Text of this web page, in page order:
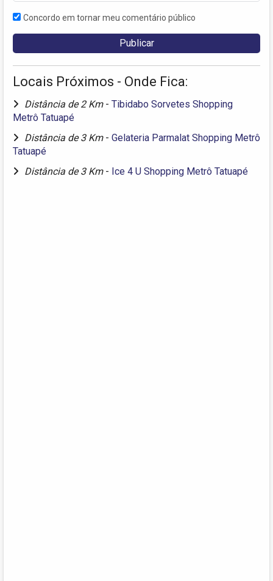
Concordo em tornar meu comentário público
Locais Próximos - Onde Fica:
Distância de 2 Km - Tibidabo Sorvetes Shopping
Metrô Tatuapé
Distância de 3 Km - Gelateria Parmalat Shopping Metrô
Tatuapé
Distância de 3 Km - Ice 4 U Shopping Metrô Tatuapé